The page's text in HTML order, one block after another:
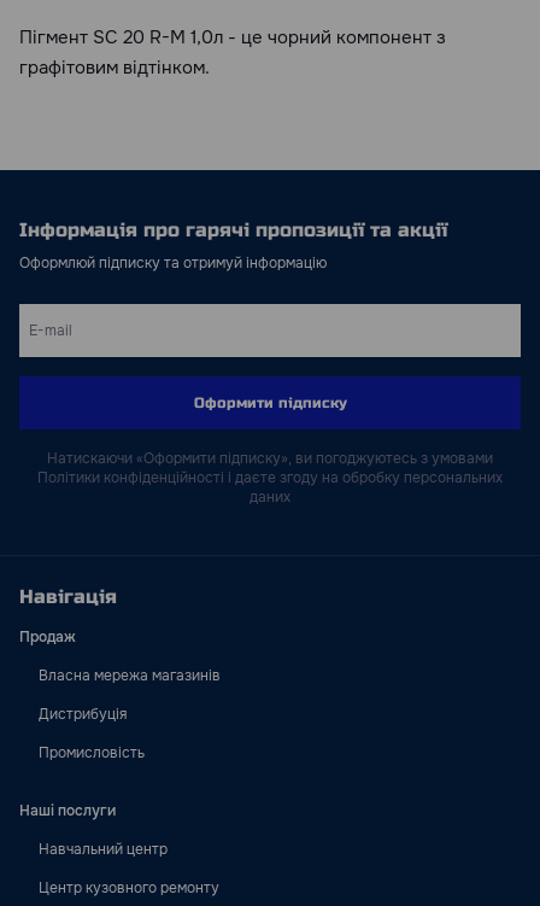
Пігмент SC 20 R-M 1,0л - це чорний компонент з
графітовим відтінком.
Інформація про гарячі пропозиції та акції
Оформлюй підписку та отримуй інформацію
Оформити підписку
Натискаючи «Оформити підписку», ви погоджуютесь з умовами
Політики конфіденційності і даєте згоду на обробку персональних
даних
Навігація
Продаж
Власна мережа магазинів
Дистрибуція
Промисловість
Наші послуги
Навчальний центр
Центр кузовного ремонту